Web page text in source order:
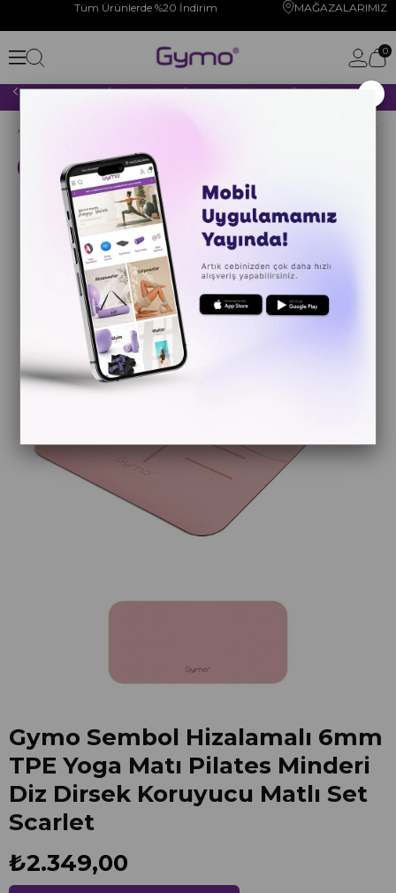
Tüm Ürünlerde %20 İndirim MAĞAZALARIMIZ
0
2000 TL VE ÜZERİ YAPACAĞINIZ TÜM ALIŞVERİŞLERİNİZDE KARGO ÜCRETSİZ!
Anasayfa
Kargo Bedava
Gymo Sembol Hizalamalı 6mm
TPE Yoga Matı Pilates Minderi
Diz Dirsek Koruyucu Matlı Set
Scarlet
₺2.349,00